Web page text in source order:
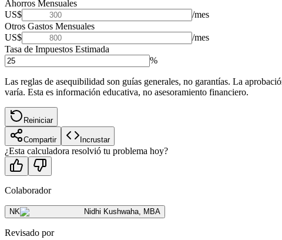
Ahorros Mensuales
US$
/mes
Otros Gastos Mensuales
US$
/mes
Tasa de Impuestos Estimada
%
Las reglas de asequibilidad son guías generales, no garantías. La
varía. Esta es información educativa, no asesoramiento financiero.
Reiniciar
Compartir Incrustar
¿Esta calculadora resolvió tu problema hoy?
Colaborador
NK Nidhi Kushwaha, MBA
Revisado por